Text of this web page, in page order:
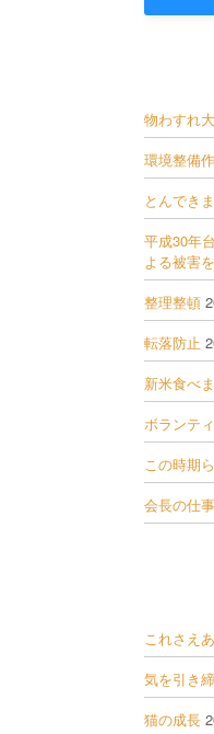
物わすれ
環境整備
とんでき
平成30年
よる被害
整理整頓
転落防止
新米食べ
ボランテ
この時期
会長の仕
これさえ
気を引き
猫の成長